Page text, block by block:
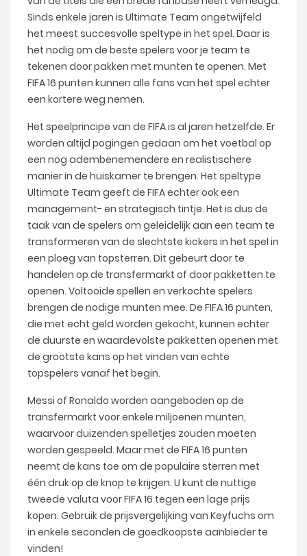
Sinds enkele jaren is Ultimate Team ongetwijfeld
het meest succesvolle speltype in het spel. Daar is
het nodig om de beste spelers voor je team te
tekenen door pakken met munten te openen. Met
FIFA 16 punten kunnen alle fans van het spel echter
een kortere weg nemen.
Het speelprincipe van de FIFA is al jaren hetzelfde. Er
worden altijd pogingen gedaan om het voetbal op
een nog adembenemendere en realistischere
manier in de huiskamer te brengen. Het speltype
Ultimate Team geeft de FIFA echter ook een
management- en strategisch tintje. Het is dus de
taak van de spelers om geleidelijk aan een team te
transformeren van de slechtste kickers in het spel in
een ploeg van topsterren. Dit gebeurt door te
handelen op de transfermarkt of door pakketten te
openen. Voltooide spellen en verkochte spelers
brengen de nodige munten mee. De FIFA 16 punten,
die met echt geld worden gekocht, kunnen echter
de duurste en waardevolste pakketten openen met
de grootste kans op het vinden van echte
topspelers vanaf het begin.
Messi of Ronaldo worden aangeboden op de
transfermarkt voor enkele miljoenen munten,
waarvoor duizenden spelletjes zouden moeten
worden gespeeld. Maar met de FIFA 16 punten
neemt de kans toe om de populaire sterren met
één druk op de knop te krijgen. U kunt de nuttige
tweede valuta voor FIFA 16 tegen een lage prijs
kopen. Gebruik de prijsvergelijking van Keyfuchs om
in enkele seconden de goedkoopste aanbieder te
vinden!